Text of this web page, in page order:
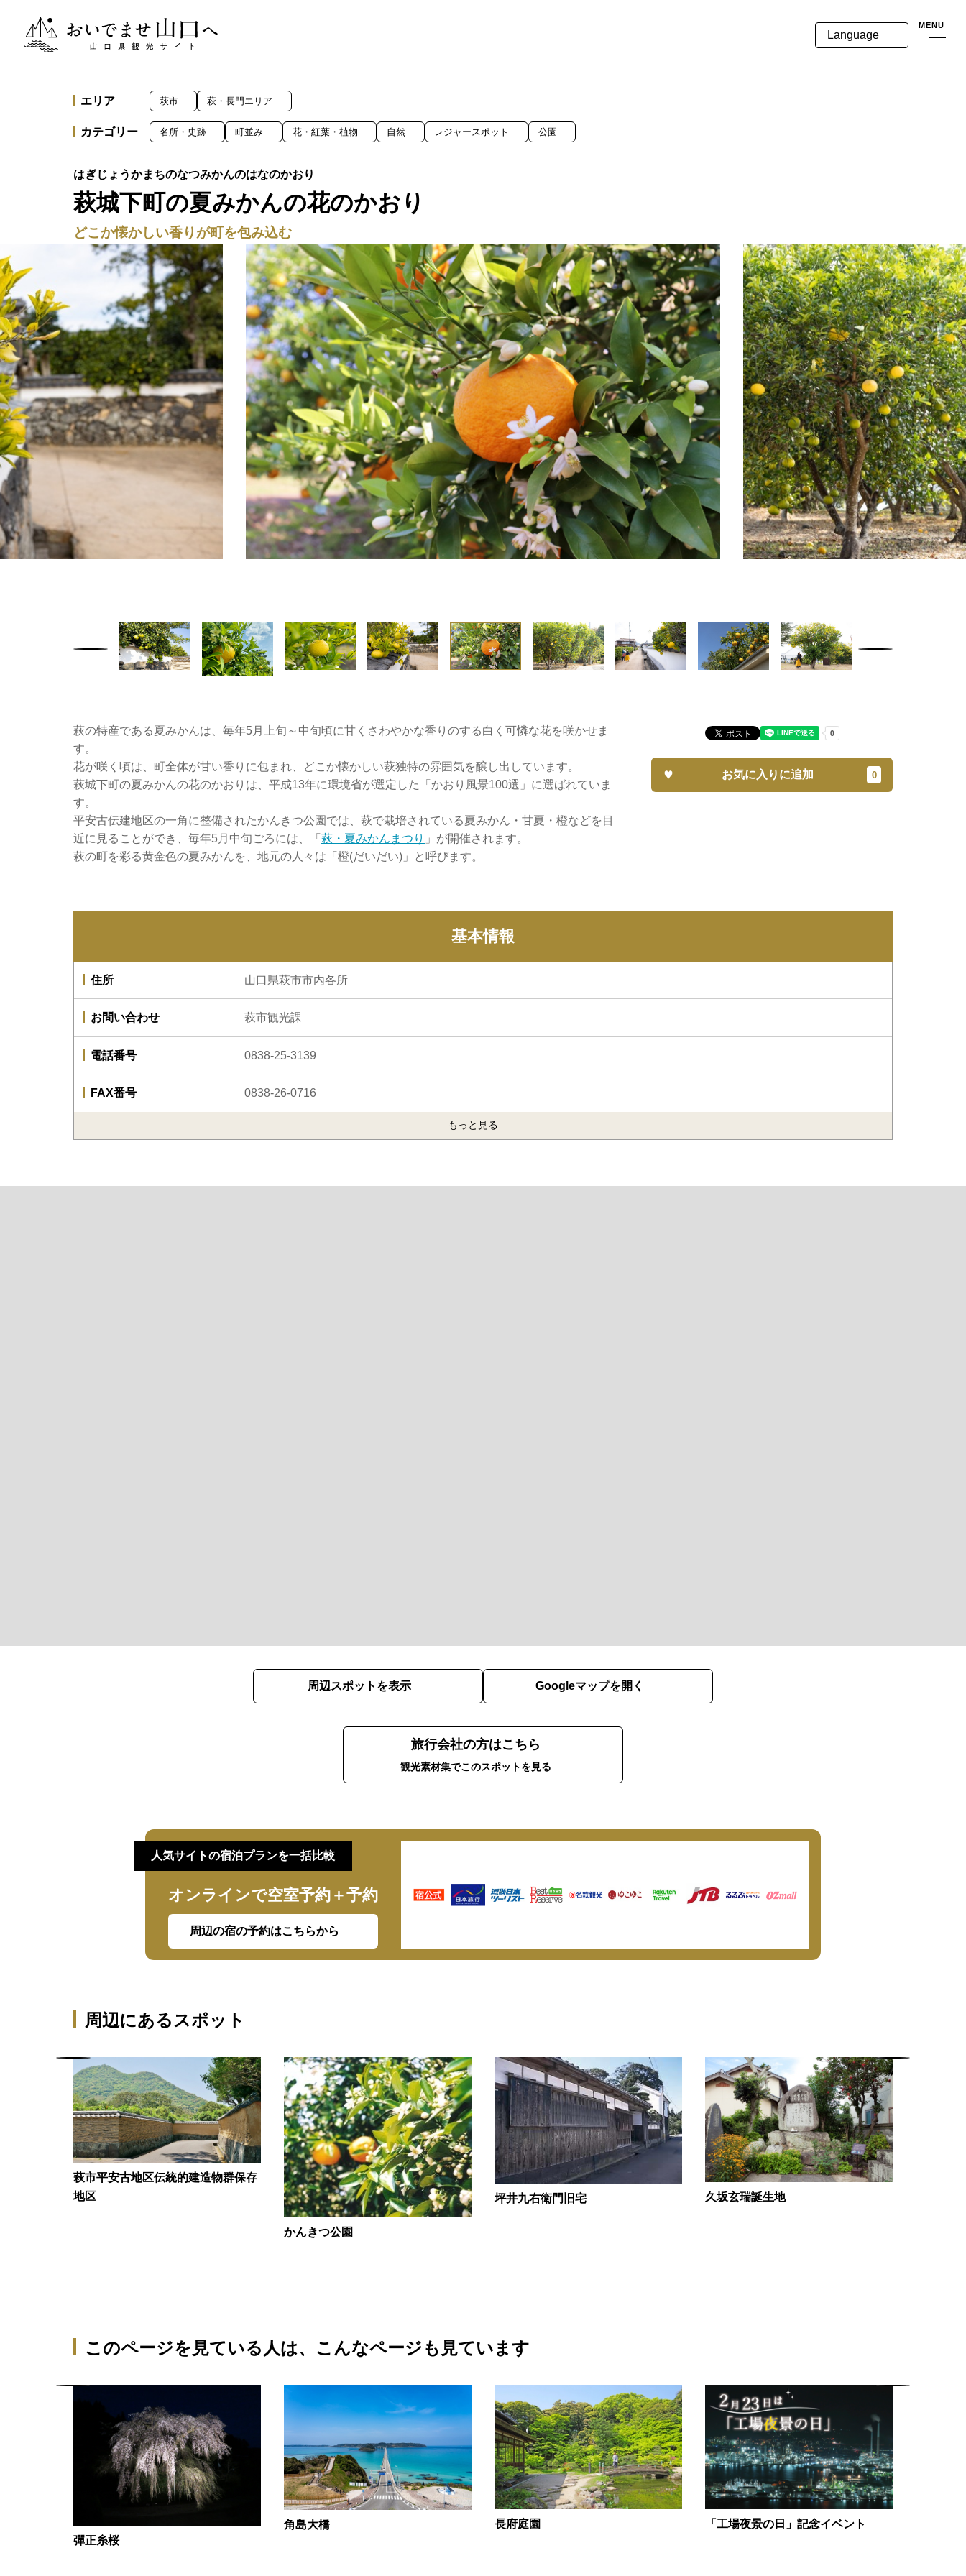
おいでませ山口へー山口県観光サイト MENU
Language
萩城下町の夏みかんの花のかおり
どこか懐かしい香りが町を包み込む
萩の特産である夏みかんは、毎年5月上旬～中旬頃に甘くさわやかな香りのする白く可憐な花を咲かせま
す。
花が咲く頃は、町全体が甘い香りに包まれ、どこか懐かしい萩独特の雰囲気を醸し出しています。
萩城下町の夏みかんの花のかおりは、平成13年に環境省が選定した「かおり風景100選」に選ばれていま
す。
平安古伝建地区の一角に整備されたかんきつ公園では、萩で栽培されている夏みかん・甘夏・橙などを目
近に見ることができ、毎年5月中旬ごろには、「 萩・夏みかんまつり 」が開催されます。
萩の町を彩る黄金色の夏みかんを、地元の人々は「橙(だいだい)」と呼びます。
お気に入りに追加
エリア 萩市 萩・長門エリア
カテゴリー 名所・史跡 町並み 花・紅葉・植物 自然 レジャースポット 公園
基本情報
住所 山口県萩市市内各所
お問い合わせ 萩市観光課
電話番号 0838-25-3139
FAX番号 0838-26-0716
もっと見る
周辺スポットを表示 Googleマップを開く
旅行会社の方はこちら
観光素材集でこのスポットを見る
人気サイトの宿泊プランを一括比較
オンラインで空室予約＋予約
周辺の宿の予約はこちらから
周辺にあるスポット
萩市平安古地区伝統的建造物群保存
地区
かんきつ公園
坪井九右衛門旧宅 久坂玄瑞誕生地
このページを見ている人は、 こんなページも見ています
彈正糸桜
角島大橋 長府庭園 「工場夜景の日」記念イベント